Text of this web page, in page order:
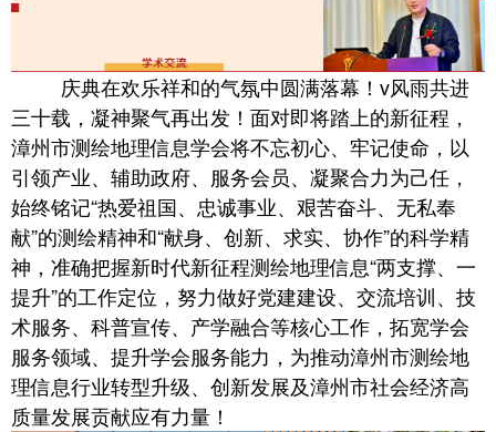
庆典在欢乐祥和的气氛中圆满落幕！v风雨共进
三十载，凝神聚气再出发！面对即将踏上的新征程，
漳州市测绘地理信息学会将不忘初心、牢记使命，以
引领产业、辅助政府、服务会员、凝聚合力为己任，
始终铭记“热爱祖国、忠诚事业、艰苦奋斗、无私奉
献”的测绘精神和“献身、创新、求实、协作”的科学精
神，准确把握新时代新征程测绘地理信息“两支撑、一
提升”的工作定位，努力做好党建建设、交流培训、技
术服务、科普宣传、产学融合等核心工作，拓宽学会
服务领域、提升学会服务能力，为推动漳州市测绘地
理信息行业转型升级、创新发展及漳州市社会经济高
质量发展贡献应有力量！